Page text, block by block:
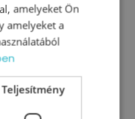
amelyeket Ön
amelyeket a
Teljesítmény